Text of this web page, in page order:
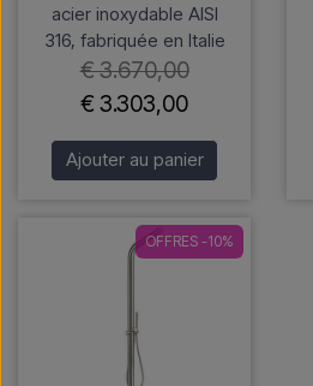
acier inoxydable AISI
316, fabriquée en Italie
€ 3.670,00
€ 3.303,00
Ajouter au panier
OFFRES -10%